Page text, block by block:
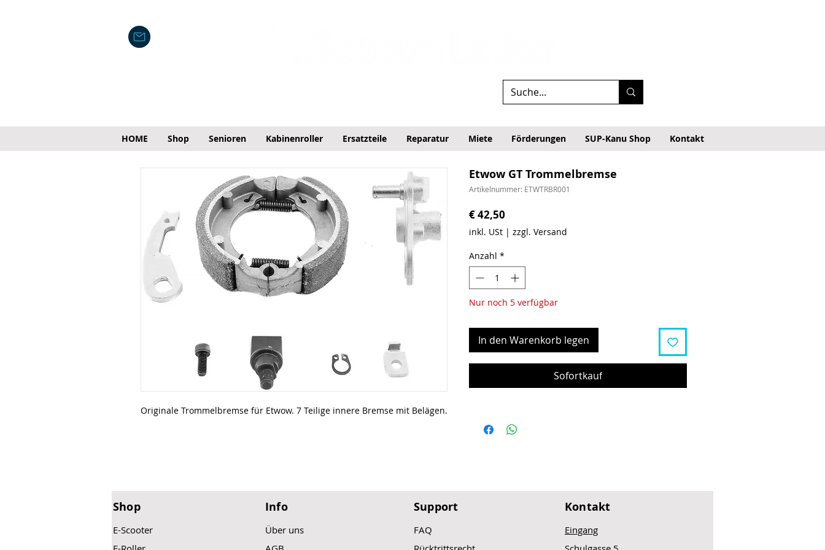
HOME Shop Senioren Kabinenroller Ersatzteile Reparatur Miete Förderungen SUP-Kanu Shop Kontakt
Originale Trommelbremse für Etwow. 7 Teilige innere Bremse mit Belägen.
Etwow GT Trommelbremse
Artikelnummer: ETWTRBR001
€ 42,50Preis
inkl. USt| zzgl. Versand
Anzahl *
Nur noch 5 verfügbar
In den Warenkorb legen
Sofortkauf
Shop
E-Scooter
Info
Über uns
Support
FAQ
Kontakt
Eingang